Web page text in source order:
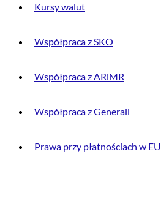
Kursy walut
Współpraca z SKO
Współpraca z ARiMR
Współpraca z Generali
Prawa przy płatnościach w EU